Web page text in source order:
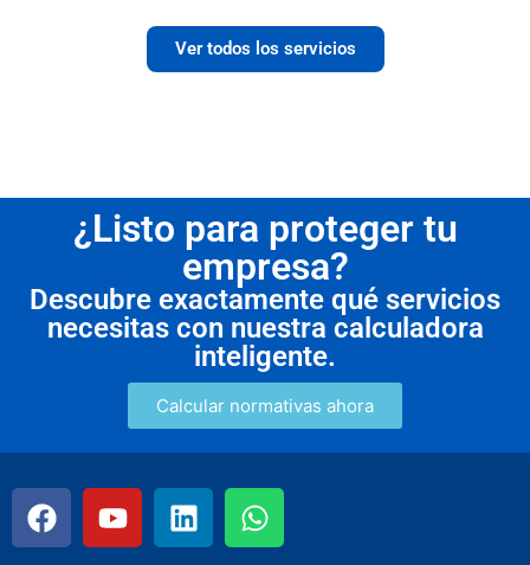
Ver todos los servicios
¿Listo para proteger tu
empresa?
Descubre exactamente qué servicios
necesitas con nuestra calculadora
inteligente.
Calcular normativas ahora